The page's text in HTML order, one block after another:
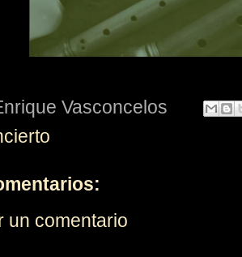
Vasconcelos
un comentario